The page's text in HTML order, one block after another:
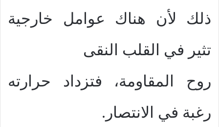
ذلك لأن هناك عوامل خارجية
تثير في القلب النقى
روح المقاومة، فتزداد حرارته
رغبة في الانتصار.